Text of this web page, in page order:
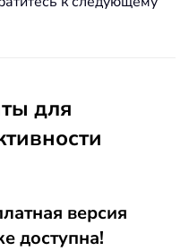
для
версия
доступна!